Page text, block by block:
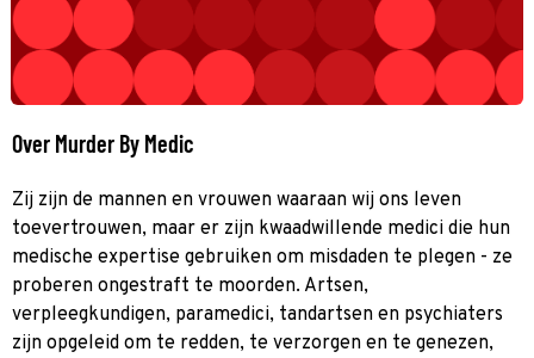
Over Murder By Medic
Zij zijn de mannen en vrouwen waaraan wij ons leven
toevertrouwen, maar er zijn kwaadwillende medici die hun
medische expertise gebruiken om misdaden te plegen - ze
proberen ongestraft te moorden. Artsen,
verpleegkundigen, paramedici, tandartsen en psychiaters
zijn opgeleid om te redden, te verzorgen en te genezen,